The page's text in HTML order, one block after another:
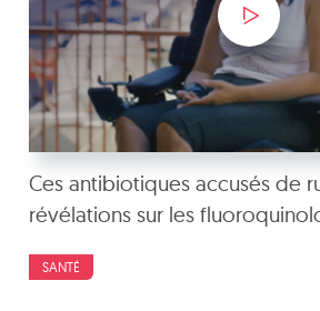
Ces antibiotiques accusés de
révélations sur les
SANTÉ